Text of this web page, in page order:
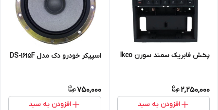
پخش فابریک سمند سورن Ikco
2,250,000
افزودن به سبد
اسپیکر خودرو دک مدل DS-1615F
750,000
افزودن به سبد